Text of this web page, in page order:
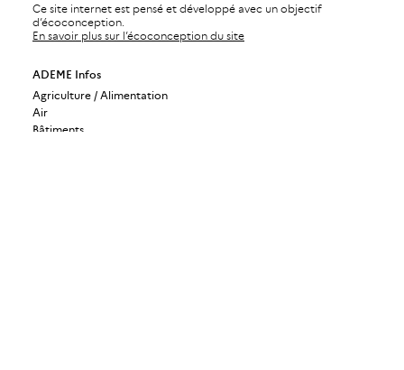
Ce site internet est pensé et développé avec un objectif
d’écoconception.
En savoir plus sur l’écoconception du site
ADEME Infos
Agriculture / Alimentation
Air
Bâtiments